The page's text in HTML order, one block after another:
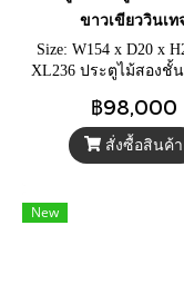
ขาวเขียววินเท
Size: W154 x D20 x
XL236 ประตูไม้สองชั้
บานหน้าต่างช่องแสง
ลายพิกุล พร้อมกลอนล็
ทองเหลือง
฿98,000
สั่งซื้อสินค้า
New